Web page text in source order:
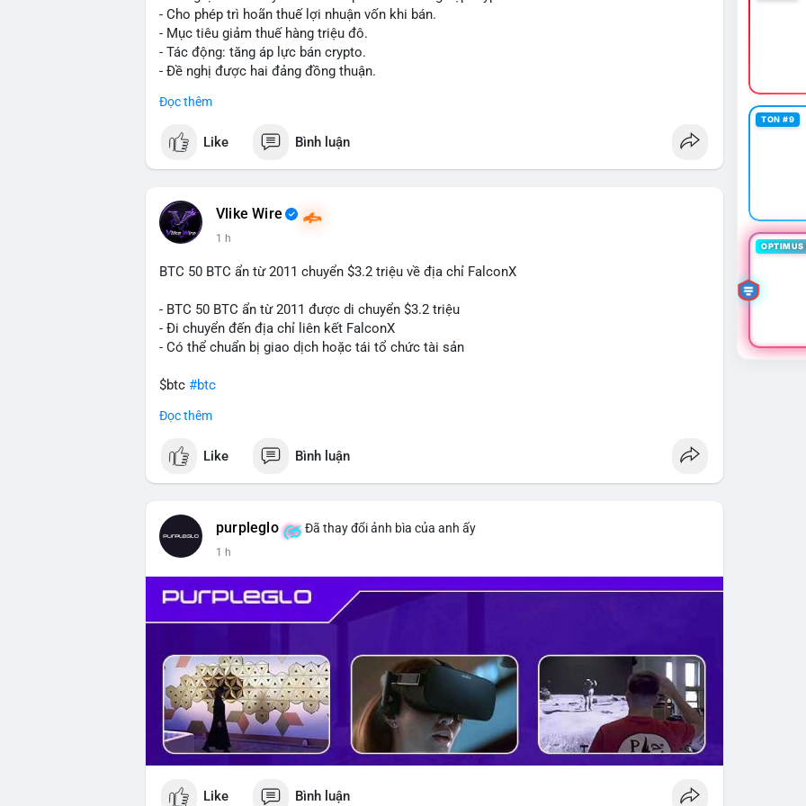
phòng thủ. Nếu vào ví lạnh, có thể duy trì chiến lược nắm giữ hiện tại mà không cần hoảng
loạn.
#160btc #vilanh #thanhkhoansan #aplucban
- Cho phép trì hoãn thuế lợi nhuận vốn khi bán.
- Mục tiêu giảm thuế hàng triệu đô.
- Tác động: tăng áp lực bán crypto.
- Đề nghị được hai đảng đồng thuận.
#vlikevn #titanbot
📰 Nguồn: Cointelegraph
Đọc thêm
Like Bình luận
Vlike Wire
1 h
BTC 50 BTC ẩn từ 2011 chuyển $3.2 triệu về địa chỉ FalconX
- BTC 50 BTC ẩn từ 2011 được di chuyển $3.2 triệu
- Đi chuyển đến địa chỉ liên kết FalconX
- Có thể chuẩn bị giao dịch hoặc tái tổ chức tài sản
$btc #btc
#vlikevn
📰 Nguồn: CoinDesk
Đọc thêm
Like Bình luận
purpleglo Đã thay đổi ảnh bìa của anh ấy
1 h
Like Bình luận
TON #9
OPTIMUS